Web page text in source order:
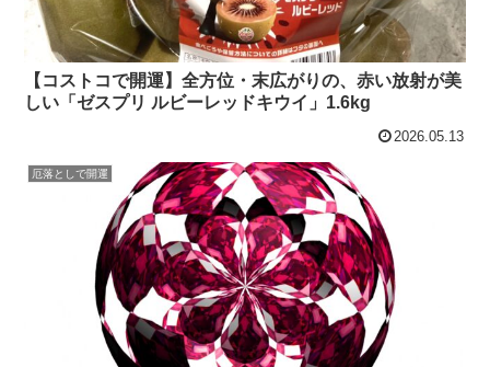
【コストコで開運】全方位・末広がりの、赤い放射が美
しい「ゼスプリ ルビーレッドキウイ」1.6kg
2026.05.13
厄落としで開運